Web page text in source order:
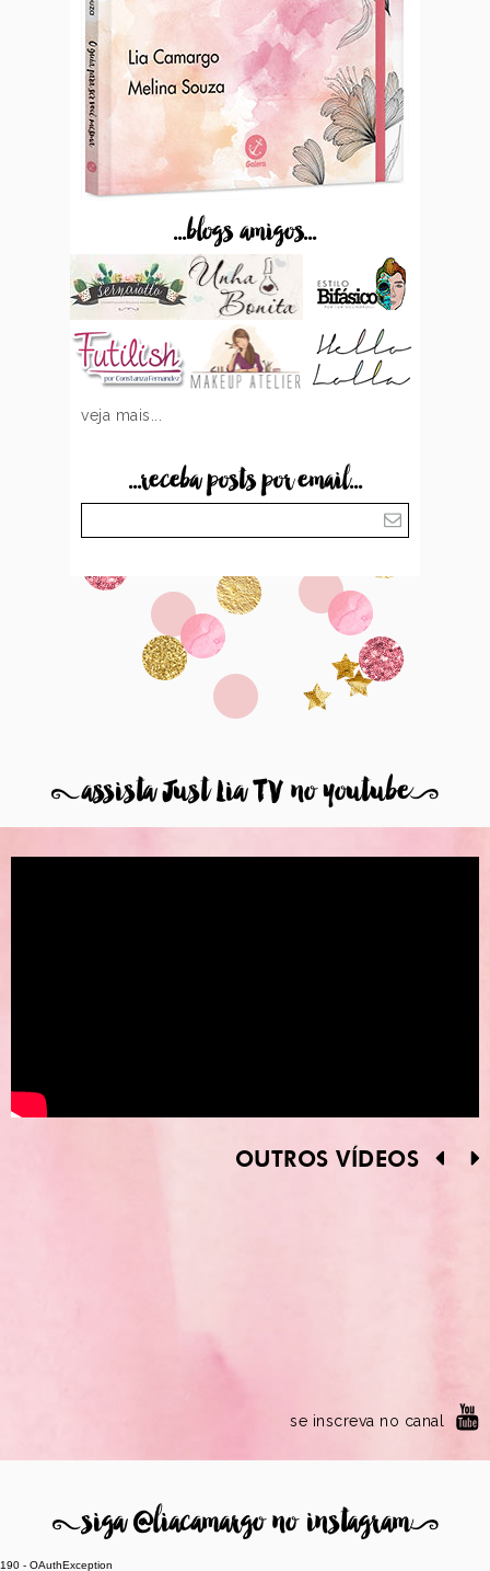
...blogs amigos...
veja mais...
...receba posts por email...
8assista Just Lia TV no youtube9
OUTROS VÍDEOS
se inscreva no canal
8siga @liacamargo no instagram9
190 - OAuthException